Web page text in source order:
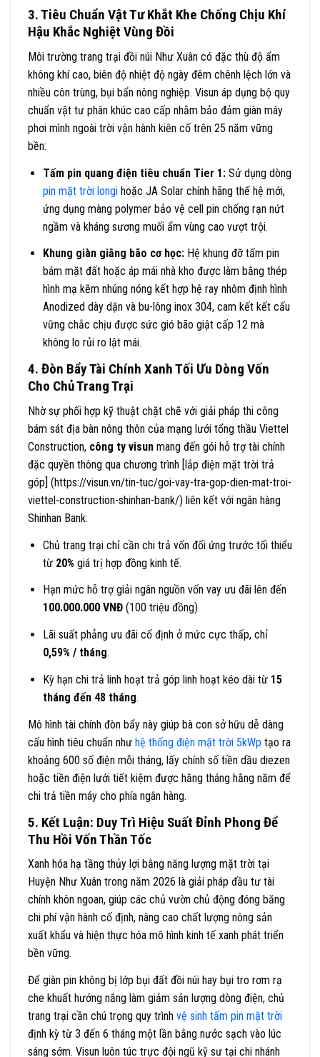
3. Tiêu Chuẩn Vật Tư Khắt Khe Chống Chịu Khí
Hậu Khắc Nghiệt Vùng Đồi
Môi trường trang trại đồi núi Như Xuân có đặc thù độ ẩm
không khí cao, biên độ nhiệt độ ngày đêm chênh lệch lớn và
nhiều côn trùng, bụi bẩn nông nghiệp. Visun áp dụng bộ quy
chuẩn vật tư phân khúc cao cấp nhằm bảo đảm giàn máy
phơi mình ngoài trời vận hành kiên cố trên 25 năm vững
bền:
Tấm pin quang điện tiêu chuẩn Tier 1:Sử dụng dòng
pin mặt trời longihoặc JA Solar chính hãng thế hệ mới,
ứng dụng màng polymer bảo vệ cell pin chống rạn nứt
ngầm và kháng sương muối ẩm vùng cao vượt trội.
Khung giàn giằng bão cơ học:Hệ khung đỡ tấm pin
bám mặt đất hoặc áp mái nhà kho được làm bằng thép
hình mạ kẽm nhúng nóng kết hợp hệ ray nhôm định hình
Anodized dày dặn và bu-lông inox 304, cam kết kết cấu
vững chắc chịu được sức gió bão giật cấp 12 mà
không lo rủi ro lật mái.
4. Đòn Bẩy Tài Chính Xanh Tối Ưu Dòng Vốn
Cho Chủ Trang Trại
Nhờ sự phối hợp kỹ thuật chặt chẽ với giải pháp thi công
bám sát địa bàn nông thôn của mạng lưới tổng thầu Viettel
Construction, công ty visun mang đến gói hỗ trợ tài chính
đặc quyền thông qua chương trình [lắp điện mặt trời trả
góp] (https://visun.vn/tin-tuc/goi-vay-tra-gop-dien-mat-troi-
viettel-construction-shinhan-bank/) liên kết với ngân hàng
Shinhan Bank:
Chủ trang trại chỉ cần chi trả vốn đối ứng trước tối thiểu
từ 20% giá trị hợp đồng kinh tế.
Hạn mức hỗ trợ giải ngân nguồn vốn vay ưu đãi lên đến
100.000.000 VNĐ(100 triệu đồng).
Lãi suất phẳng ưu đãi cố định ở mức cực thấp, chỉ
0,59% / tháng.
Kỳ hạn chi trả linh hoạt trả góp linh hoạt kéo dài từ 15
tháng đến 48 tháng.
Mô hình tài chính đòn bẩy này giúp bà con sở hữu dễ dàng
cấu hình tiêu chuẩn như hệ thống điện mặt trời 5kWp tạo ra
khoảng 600 số điện mỗi tháng, lấy chính số tiền dầu diezen
hoặc tiền điện lưới tiết kiệm được hằng tháng hằng năm để
chi trả tiền máy cho phía ngân hàng.
5. Kết Luận: Duy Trì Hiệu Suất Đỉnh Phong Để
Thu Hồi Vốn Thần Tốc
Xanh hóa hạ tầng thủy lợi bằng năng lượng mặt trời tại
Huyện Như Xuân trong năm 2026 là giải pháp đầu tư tài
chính khôn ngoan, giúp các chủ vườn chủ động đóng băng
chi phí vận hành cố định, nâng cao chất lượng nông sản
xuất khẩu và hiện thực hóa mô hình kinh tế xanh phát triển
bền vững.
Để giàn pin không bị lớp bụi đất đồi núi hay bụi tro rơm rạ
che khuất hướng nắng làm giảm sản lượng dòng điện, chủ
trang trại cần chú trọng quy trình vệ sinh tấm pin mặt trời
định kỳ từ 3 đến 6 tháng một lần bằng nước sạch vào lúc
sáng sớm. Visun luôn túc trực đội ngũ kỹ sư tại chi nhánh